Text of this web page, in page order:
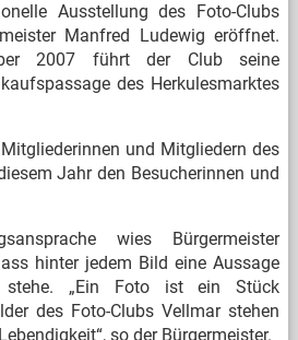
Ausstellung des Foto-Clubs
Manfred Ludewig eröffnet.
2007 führt der Club seine
des Herkulesmarktes
und Mitgliedern des
Jahr den Besucherinnen und
wies Bürgermeister
hinter jedem Bild eine Aussage
stehe. „Ein Foto ist ein Stück
des Foto-Clubs Vellmar stehen
so der Bürgermeister.